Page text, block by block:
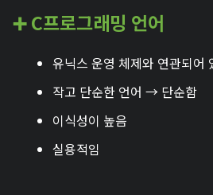
➕ C프로그래밍 언어
유닉스 운영 체제와 연관되어
작고 단순한 언어 → 단순함
이식성이 높음
실용적임